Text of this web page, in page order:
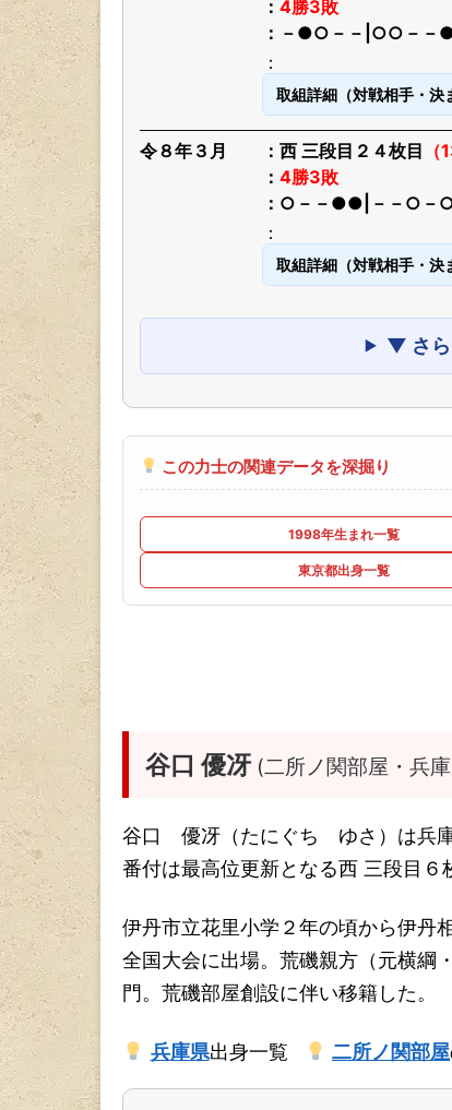
4勝3敗
－●○－－|○○－－
取組詳細（対戦相手・決
令８年３月 西 三段目２４枚目
4勝3敗
○－－●●|－－○－
取組詳細（対戦相手・決
▼ さら
この力士の関連データを深掘り
1998年生まれ一覧
東京都出身一覧
谷口 優冴 (二所ノ関部屋・兵
谷口 優冴（たにぐち ゆさ）は兵庫
番付は最高位更新となる西 三段目６
伊丹市立花里小学２年の頃から伊丹
全国大会に出場。荒磯親方（元横綱
門。荒磯部屋創設に伴い移籍した。
兵庫県出身一覧 二所ノ関部屋